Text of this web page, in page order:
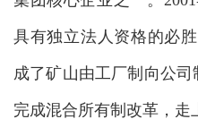
具有独立法人资格的必
成了矿山由工厂制向公
完成混合所有制改革，走